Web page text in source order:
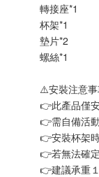
轉接座*1
杯架*1
墊片*2
螺絲*1
⚠️安裝注意
👉此產品僅
👉需自備活
👉安裝杯架
👉若無法確
👉建議承重